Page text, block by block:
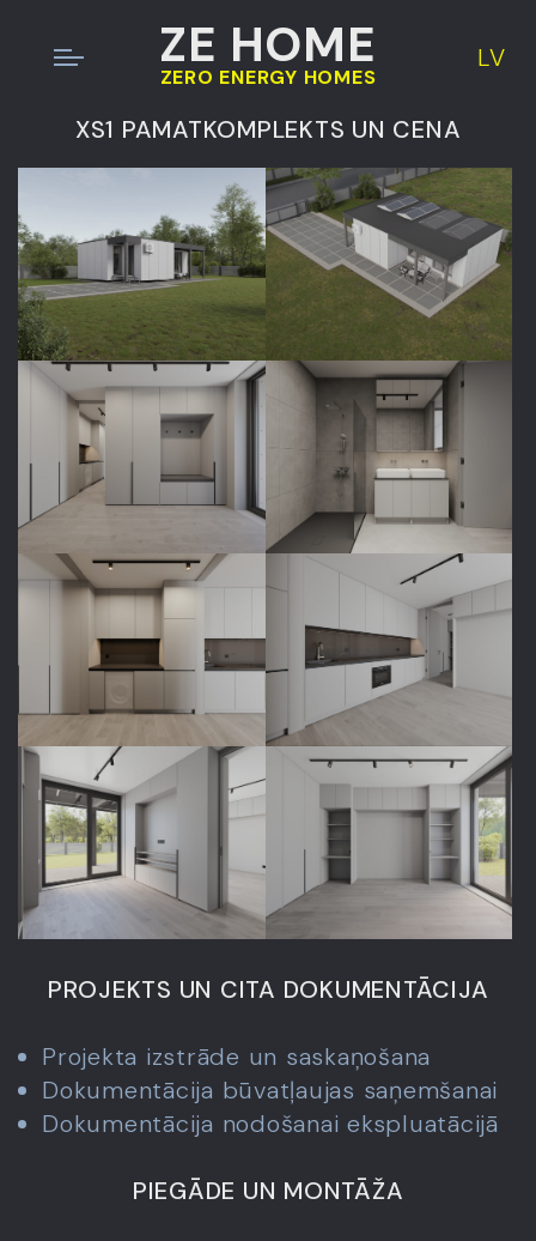
ZE HOME
ZERO ENERGY HOMES
LV
XS1 PAMATKOMPLEKTS UN CENA
PROJEKTS UN CITA DOKUMENTĀCIJA
Projekta izstrāde un saskaņošana
Dokumentācija būvatļaujas saņemšanai
Dokumentācija nodošanai ekspluatācijā
PIEGĀDE UN MONTĀŽA